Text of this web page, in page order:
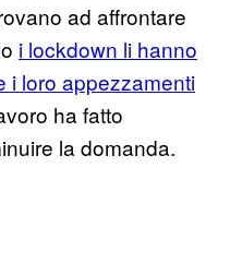
ad affrontare
i lockdown li hanno
i loro appezzamenti
ha fatto
la domanda.